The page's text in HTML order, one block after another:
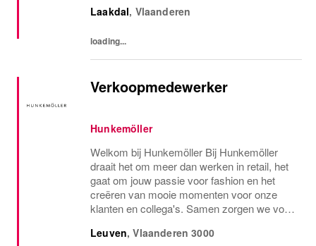
campus. Je werkt nauw samen met externe
Laakdal, Vlaanderen
loading...
Verkoopmedewerker
Hunkemöller
Welkom bij Hunkemöller Bij Hunkemöller
draait het om meer dan werken in retail, het
gaat om jouw passie voor fashion en het
creëren van mooie momenten voor onze
klanten en collega's. Samen zorgen we voor
iedereen zich welkom voelt en successen
Leuven,Vlaanderen 3000